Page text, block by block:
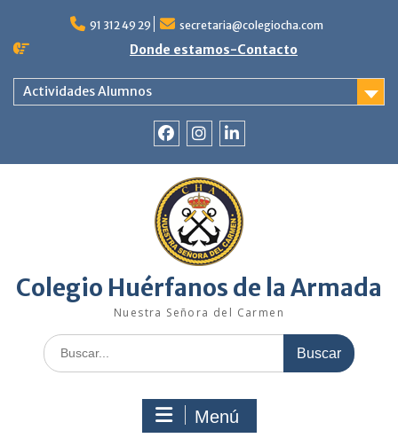
contenido
91 312 49 29 secretaria@colegiocha.com
Donde estamos-Contacto
Actividades Alumnos
Colegio Huérfanos de la Armada
Nuestra Señora del Carmen
Buscar:
Menú